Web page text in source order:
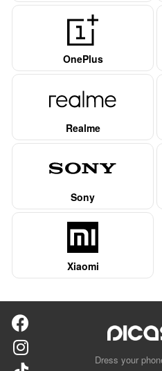
OnePlus
Realme
Sony
Xiaomi
Dress your